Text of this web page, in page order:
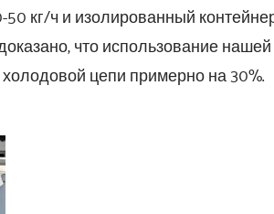
кг/ч и изолированный
что использование
цепи примерно на 30%.